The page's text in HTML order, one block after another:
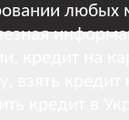
любых